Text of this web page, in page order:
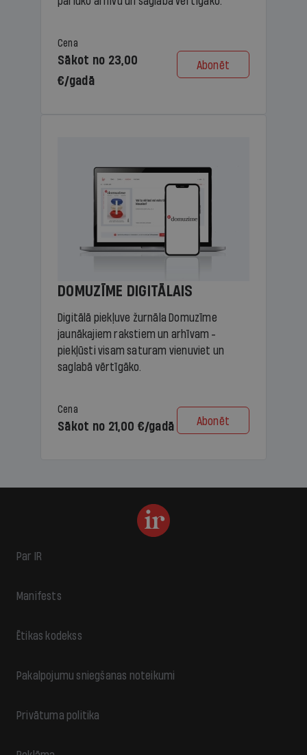
Cena
Sākot no 23,00
€/gadā
Abonēt
DOMUZĪME DIGITĀLAIS
Digitālā piekļuve žurnāla Domuzīme
jaunākajiem rakstiem un arhīvam -
piekļūsti visam saturam vienuviet un
saglabā vērtīgāko.
Cena
Sākot no 21,00 €/gadā Abonēt
Par IR
Manifests
Ētikas kodekss
Pakalpojumu sniegšanas noteikumi
Privātuma politika